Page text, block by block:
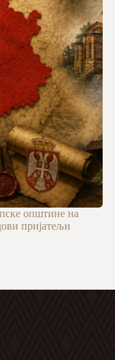
општине на
пријатељи